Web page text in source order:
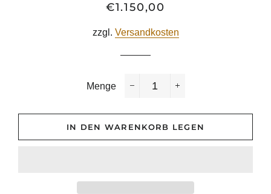
Normaler
Sonderpreis
€1.150,00
zzgl. Versandkosten
Menge
IN DEN WARENKORB LEGEN